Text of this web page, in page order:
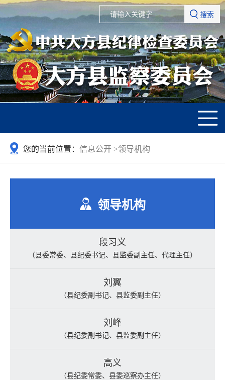
搜索
您的当前位置： 信息公开 >领导机构
领导机构
段习义
（县委常委、县纪委书记、县监委副主任、代理主任）
刘翼
（县纪委副书记、县监委副主任）
刘峰
（县纪委副书记、县监委副主任）
高义
（县纪委常委、县委巡察办主任）